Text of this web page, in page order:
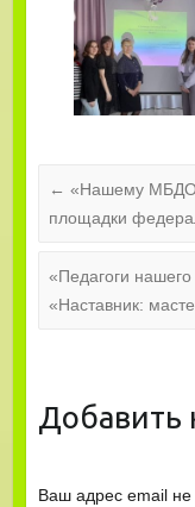
← «Нашему
площадки
«Педагоги
«Наставник:
Добавить
Ваш адрес email не